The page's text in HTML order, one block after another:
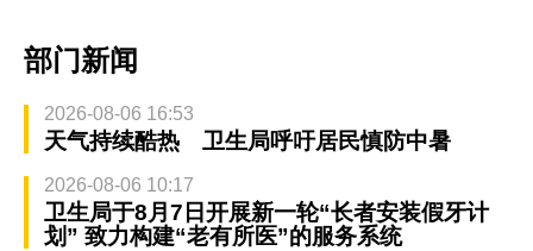
部门新闻
2026-08-06 16:53
天气持续酷热 卫生局呼吁居民慎防中暑
2026-08-06 10:17
卫生局于8月7日开展新一轮“长者安装假牙计
划” 致力构建“老有所医”的服务系统